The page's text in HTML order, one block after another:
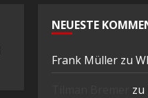
NEUESTE
Frank Müller zu
zu